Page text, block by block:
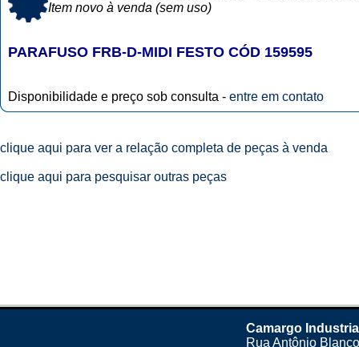
Item novo à venda (sem uso)
PARAFUSO FRB-D-MIDI FESTO CÓD 159595
Disponibilidade e preço sob consulta - entre em contato
clique aqui para ver a relação completa de peças à venda
clique aqui para pesquisar outras peças
Camargo
Rua Antônio